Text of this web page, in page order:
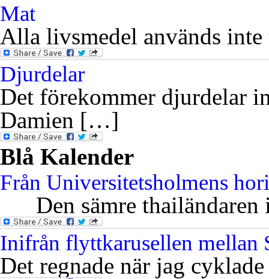
Mat
Alla livsmedel används
Djurdelar
Det förekommer djurdelar
Damien […]
Blå Kalender
Från Universitetsholmens
Den sämre thailändaren
Inifrån flyttkarusellen mellan
Det regnade när jag